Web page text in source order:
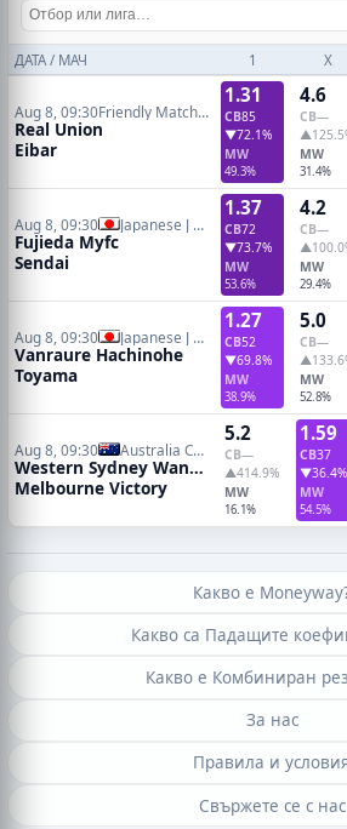
ДАТА / МАЧ 1 X
Aug 8, 09:30 Friendly Matches
Real Union
Eibar
1.31
CB85
▼72.1%
MW
49.3%
4.6
CB—
MW
31.4%
Aug 8, 09:30 Japanese J League 2
Fujieda Myfc
Sendai
1.37
CB72
▼73.7%
MW
53.6%
4.2
CB—
MW
29.4%
Aug 8, 09:30 Japanese J League 2
Vanraure Hachinohe
Toyama
1.27
CB52
▼69.8%
MW
38.9%
5.0
CB—
MW
52.8%
Aug 8, 09:30 Australia Cup
Western Sydney Wanderers
Melbourne Victory
5.2
CB—
▲414.9%
MW
16.1%
1.59
CB37
▼36.4%
MW
54.5%
Какво е
Какво са Падащите
Какво е Комбиниран
За нас
Правила и
Свържете се с нас